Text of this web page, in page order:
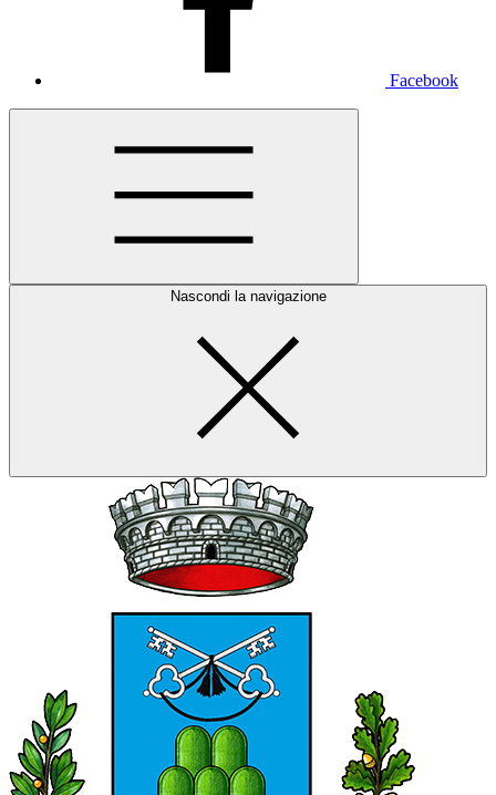
Facebook
Nascondi la navigazione